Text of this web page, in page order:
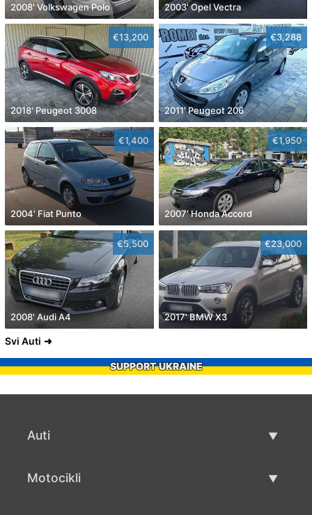
2008' Volkswagen Polo 2003' Opel Vectra
€13,200
2018' Peugeot 3008
€3,288
2011' Peugeot 206
€1,400
2004' Fiat Punto
€1,950
2007' Honda Accord
€5,500
2008' Audi A4
€23,000
2017' BMW X3
Svi Auti
SUPPORT UKRAINE
Auti
Motocikli